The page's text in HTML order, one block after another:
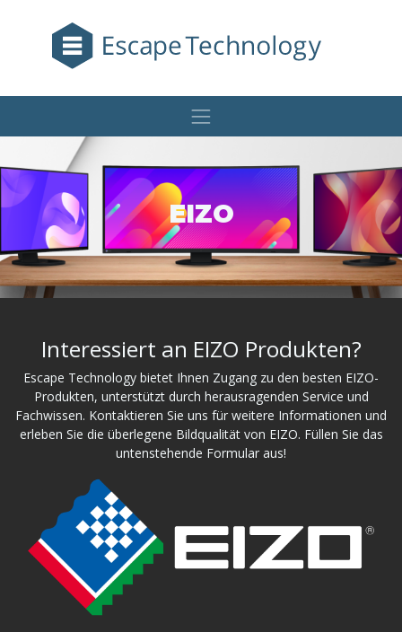
EIZO
Interessiert an EIZO Produkten?
Escape Technology bietet Ihnen Zugang zu den besten EIZO-
Produkten, unterstützt durch herausragenden Service und
Fachwissen. Kontaktieren Sie uns für weitere Informationen und
erleben Sie die überlegene Bildqualität von EIZO. Füllen Sie das
untenstehende Formular aus!